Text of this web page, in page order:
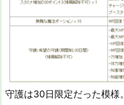
守護は30日限定だった模様。